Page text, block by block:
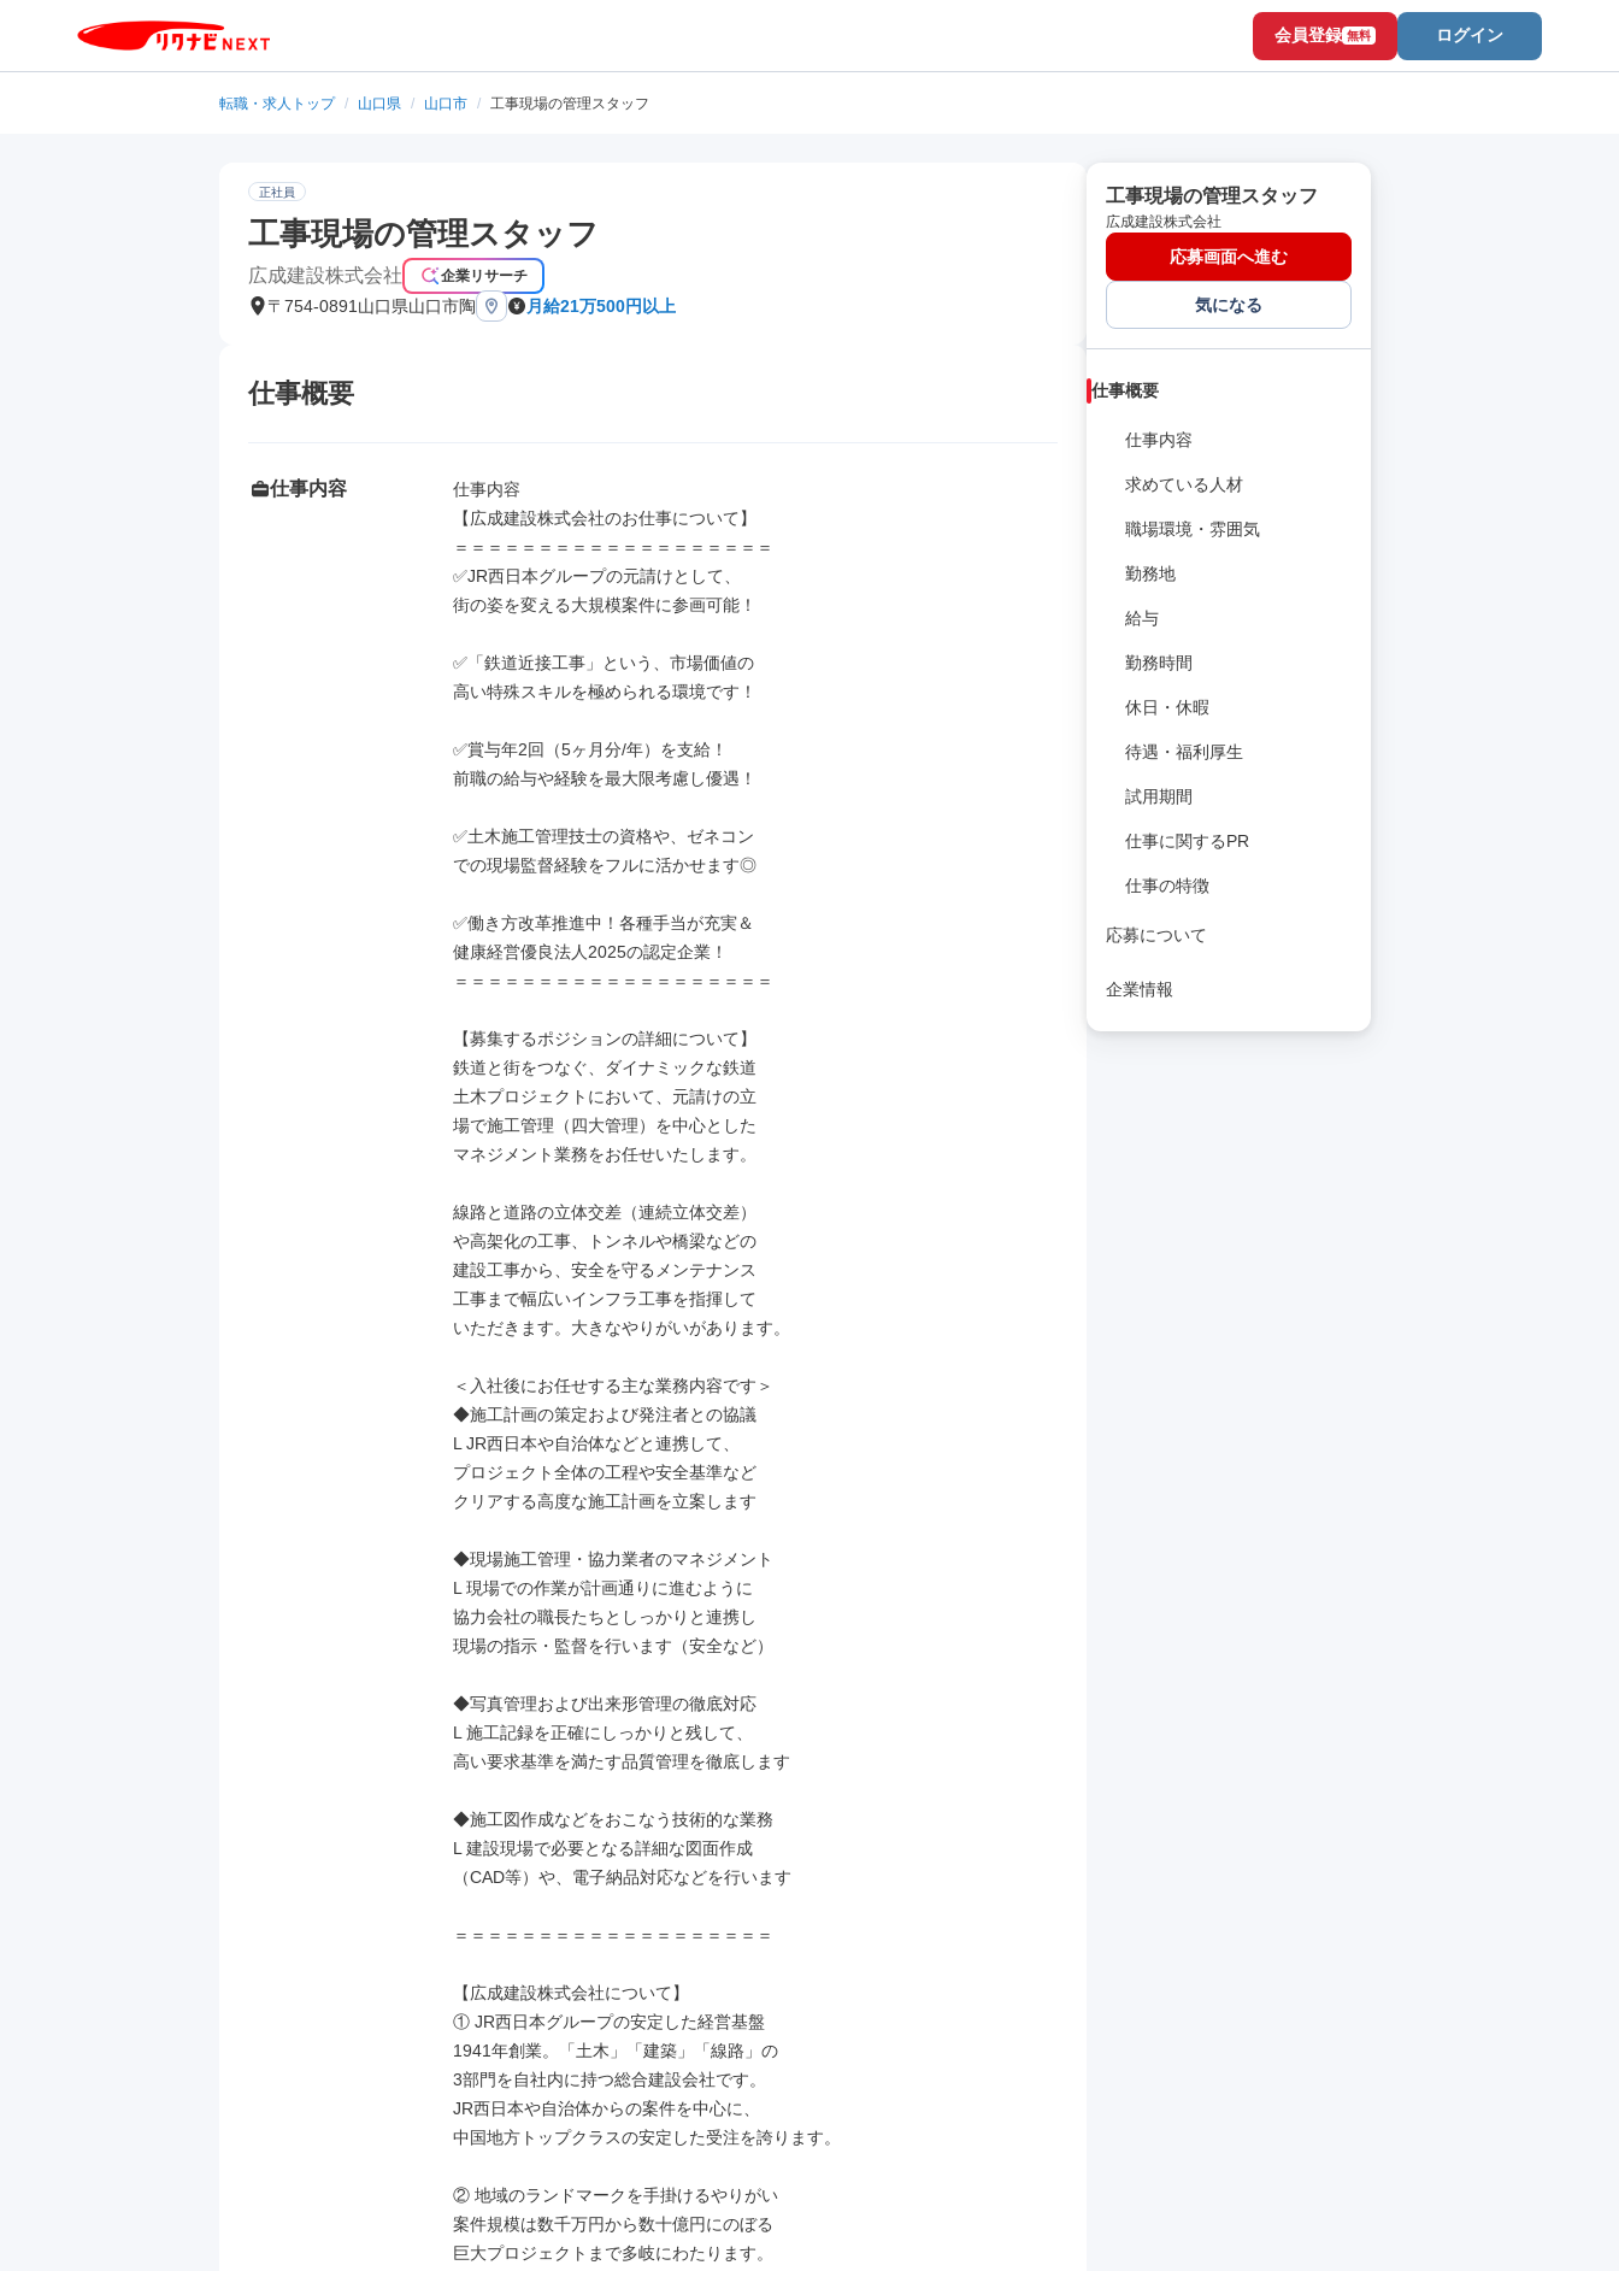
会員登録 無料 ログイン
転職・求人トップ / 山口県 / 山口市 / 工事現場の管理スタッフ
正社員
工事現場の管理スタッフ
広成建設株式会社 企業リサーチ
〒754-0891山口県山口市陶 月給21万500円以上
仕事概要
仕事内容
仕事内容
【広成建設株式会社のお仕事について】
＝＝＝＝＝＝＝＝＝＝＝＝＝＝＝＝＝＝＝
✅JR西日本グループの元請けとして、
街の姿を変える大規模案件に参画可能！
✅「鉄道近接工事」という、市場価値の
高い特殊スキルを極められる環境です！
✅賞与年2回（5ヶ月分/年）を支給！
前職の給与や経験を最大限考慮し優遇！
✅土木施工管理技士の資格や、ゼネコン
での現場監督経験をフルに活かせます◎
✅働き方改革推進中！各種手当が充実＆
健康経営優良法人2025の認定企業！
＝＝＝＝＝＝＝＝＝＝＝＝＝＝＝＝＝＝＝
【募集するポジションの詳細について】
鉄道と街をつなぐ、ダイナミックな鉄道
土木プロジェクトにおいて、元請けの立
場で施工管理（四大管理）を中心とした
マネジメント業務をお任せいたします。
線路と道路の立体交差（連続立体交差）
や高架化の工事、トンネルや橋梁などの
建設工事から、安全を守るメンテナンス
工事まで幅広いインフラ工事を指揮して
いただきます。大きなやりがいがあります。
＜入社後にお任せする主な業務内容です＞
◆施工計画の策定および発注者との協議
L JR西日本や自治体などと連携して、
プロジェクト全体の工程や安全基準など
クリアする高度な施工計画を立案します
◆現場施工管理・協力業者のマネジメント
L 現場での作業が計画通りに進むように
協力会社の職長たちとしっかりと連携し
現場の指示・監督を行います（安全など）
◆写真管理および出来形管理の徹底対応
L 施工記録を正確にしっかりと残して、
高い要求基準を満たす品質管理を徹底します
◆施工図作成などをおこなう技術的な業務
L 建設現場で必要となる詳細な図面作成
（CAD等）や、電子納品対応などを行います
＝＝＝＝＝＝＝＝＝＝＝＝＝＝＝＝＝＝＝
【広成建設株式会社について】
① JR西日本グループの安定した経営基盤
1941年創業。「土木」「建築」「線路」の
3部門を自社内に持つ総合建設会社です。
JR西日本や自治体からの案件を中心に、
中国地方トップクラスの安定した受注を誇ります。
② 地域のランドマークを手掛けるやりがい
案件規模は数千万円から数十億円にのぼる
巨大プロジェクトまで多岐にわたります。
工事現場の管理スタッフ
広成建設株式会社
応募画面へ進む
気になる
仕事概要
仕事内容
求めている人材
職場環境・雰囲気
勤務地
給与
勤務時間
休日・休暇
待遇・福利厚生
試用期間
仕事に関するPR
仕事の特徴
応募について
企業情報